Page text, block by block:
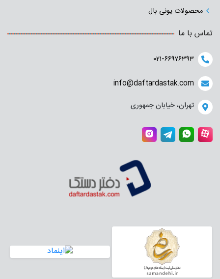
محصولات یونی بال
تماس با ما
۰۲۱-۶۶۹۷۶۳۹۳
info@daftardastak.com
تهران، خیابان جمهوری